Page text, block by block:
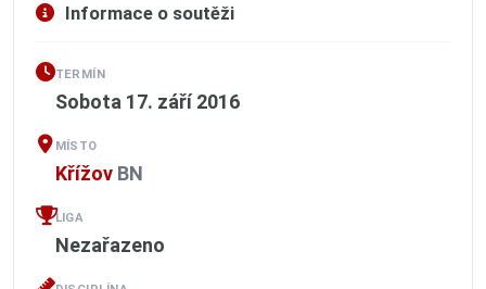
Informace o soutěži
TERMÍN
Sobota 17. září 2016
MÍSTO
Křížov BN
LIGA
Nezařazeno